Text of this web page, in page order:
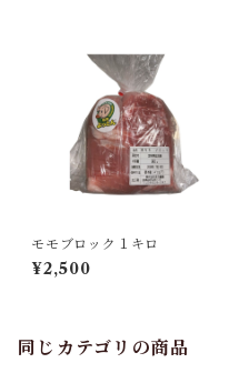
モモブロック１キロ
¥2,500
同じカテゴリの商品